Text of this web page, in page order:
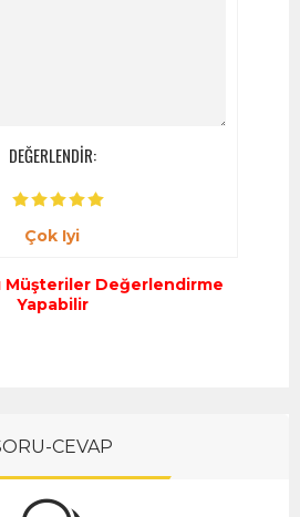
DEĞERLENDİR:
Çok Iyi
Müşteriler Değerlendirme
Yapabilir
CEVAP